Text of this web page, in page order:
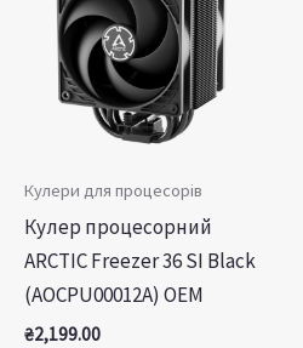
Кулери для процесорів
Кулер процесорний
ARCTIC Freezer 36 SI Black
(AOCPU00012A) OEM
₴2,199.00